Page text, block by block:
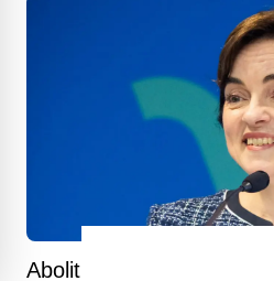
Abolition de la TVQ :